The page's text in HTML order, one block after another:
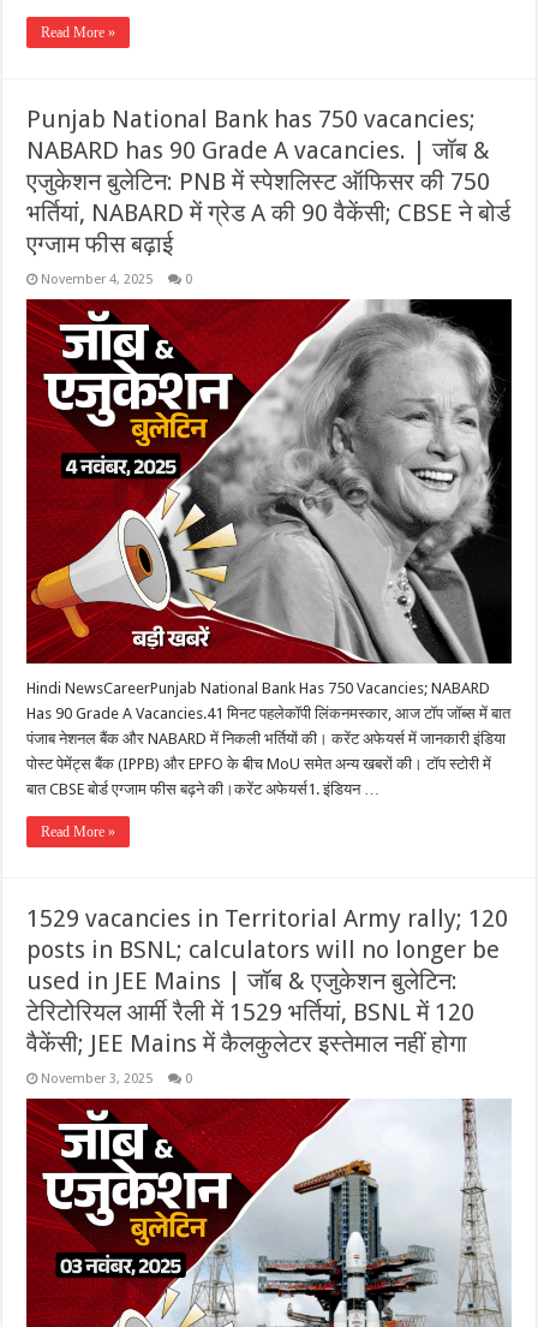
Read More »
Punjab National Bank has 750 vacancies;
NABARD has 90 Grade A vacancies. | जॉब &
एजुकेशन बुलेटिन: PNB में स्‍पेशलिस्‍ट ऑफिसर की 750
भर्तियां, NABARD में ग्रेड A की 90 वैकेंसी; CBSE ने बोर्ड
एग्‍जाम फीस बढ़ाई
November 4, 2025 0
Hindi NewsCareerPunjab National Bank Has 750 Vacancies; NABARD
Has 90 Grade A Vacancies.41 मिनट पहलेकॉपी लिंकनमस्कार, आज टॉप जॉब्स में बात
पंजाब नेशनल बैंक और NABARD में निकली भर्तियों की। करेंट अफेयर्स में जानकारी इंडिया
पोस्ट पेमेंट्स बैंक (IPPB) और EPFO के बीच MoU समेत अन्य खबरों की। टॉप स्टोरी में
बात CBSE बोर्ड एग्जाम फीस बढ़ने की।करेंट अफेयर्स​​​1. इंडियन …
Read More »
1529 vacancies in Territorial Army rally; 120
posts in BSNL; calculators will no longer be
used in JEE Mains | जॉब & एजुकेशन बुलेटिन:
टेरिटोरियल आर्मी रैली में 1529 भर्तियां, BSNL में 120
वैकेंसी; JEE Mains में कैलकुलेटर इस्तेमाल नहीं होगा
November 3, 2025 0